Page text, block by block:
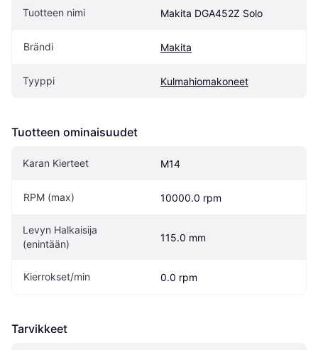
Tuotteen nimi Makita DGA452Z Solo
Brändi Makita
Tyyppi Kulmahiomakoneet
Tuotteen ominaisuudet
Karan Kierteet M14
RPM (max) 10000.0 rpm
Levyn Halkaisija
(enintään)
115.0 mm
Kierrokset/min 0.0 rpm
Tarvikkeet